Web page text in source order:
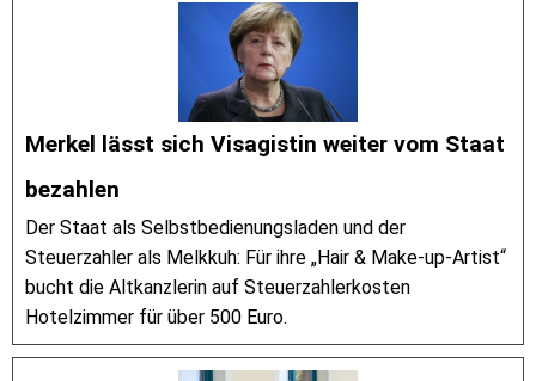
Merkel lässt sich Visagistin weiter vom Staat
bezahlen
Der Staat als Selbstbedienungsladen und der
Steuerzahler als Melkkuh: Für ihre „Hair & Make-up-Artist“
bucht die Altkanzlerin auf Steuerzahlerkosten
Hotelzimmer für über 500 Euro.